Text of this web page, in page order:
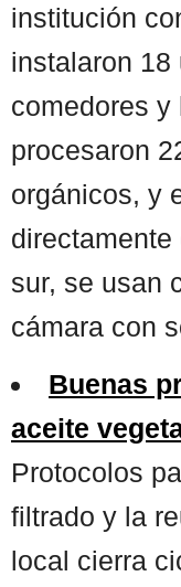
institución
instalaron 18
comedores y
procesaron
orgánicos, y
sur, se usan
cámara con
Buenas
aceite
Protocolos
filtrado y la
local cierra